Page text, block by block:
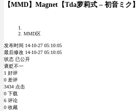
【MMD】Magnet【Tda萝莉式 – 初音ミク】
MMD区
发布时间 14-10-27 05:10:05
最后修改 14-10-27 05:10:05
状态 已公开
褒贬不一
1 好评
0 差评
3434 点击
0 下载
6 评论
0 收藏